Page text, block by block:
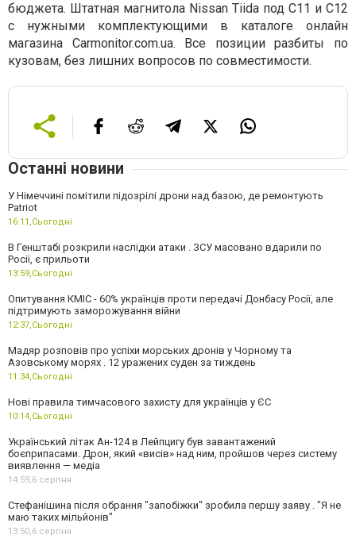
бюджета. Штатная магнитола Nissan Tiida под C11 и C12
с нужными комплектующими в каталоге онлайн
магазина Carmonitor.com.ua. Все позиции разбиты по
кузовам, без лишних вопросов по совместимости.
Останні новини
У Німеччині помітили підозрілі дрони над базою, де ремонтують
Patriot
16:11,Сьогодні
В Генштабі розкрили наслідки атаки . ЗСУ масовано вдарили по
Росії, є прильоти
13:59,Сьогодні
Опитування КМІС - 60% українців проти передачі Донбасу Росії, але
підтримують заморожування війни
12:37,Сьогодні
Мадяр розповів про успіхи морських дронів у Чорному та
Азовському морях . 12 уражених суден за тиждень
11:34,Сьогодні
Нові правила тимчасового захисту для українців у ЄС
10:14,Сьогодні
Український літак Ан-124 в Лейпцигу був завантажений
боєприпасами. Дрон, який «висів» над ним, пройшов через систему
виявлення — медіа
14:59,6 серпня
Стефанішина після обрання "запобіжки" зробила першу заяву . "Я не
маю таких мільйонів"
13:50,6 серпня